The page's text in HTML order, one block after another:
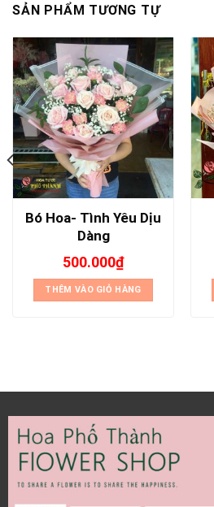
SẢN PHẨM TƯƠNG TỰ
Bó Hoa- Tình Yêu Dịu
Dàng
500.000₫
THÊM VÀO GIỎ HÀNG